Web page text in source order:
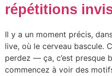
répétitions
Il y a un moment précis,
live, où le cerveau bascule.
perdez — ça, c’est presque
commencez à voir des